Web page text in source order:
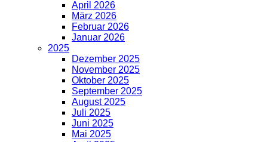
April 2026
März 2026
Februar 2026
Januar 2026
2025
Dezember 2025
November 2025
Oktober 2025
September 2025
August 2025
Juli 2025
Juni 2025
Mai 2025